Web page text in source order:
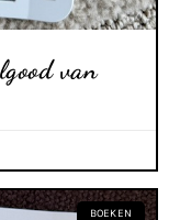
van
BOEKEN